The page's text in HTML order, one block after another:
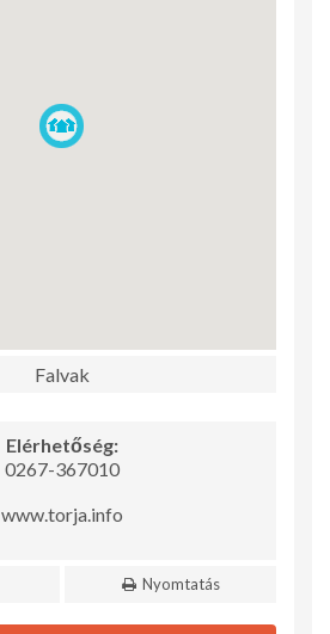
Falvak
Elérhetőség:
0267-367010
www.torja.info
Nyomtatás